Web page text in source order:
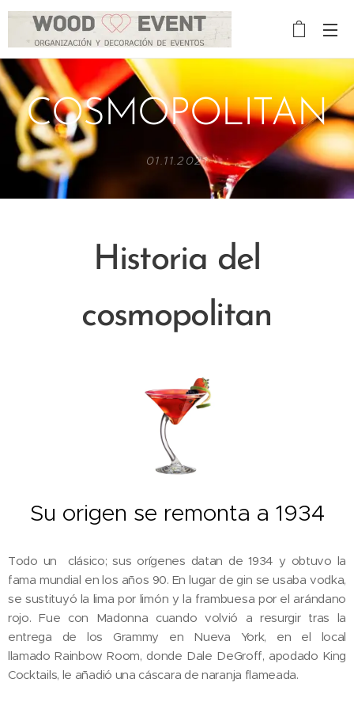
COSMOPOLITAN
01.11.2021
Historia del
cosmopolitan
Su origen se remonta a 1934
Todo un clásico; sus orígenes datan de 1934 y obtuvo la
fama mundial en los años 90. En lugar de gin se usaba vodka,
se sustituyó la lima por limón y la frambuesa por el arándano
rojo. Fue con Madonna cuando volvió a resurgir tras la
entrega de los Grammy en Nueva York, en el local
llamadoRainbow Room, donde Dale DeGroff, apodado King
Cocktails, le añadió una cáscara de naranja flameada.